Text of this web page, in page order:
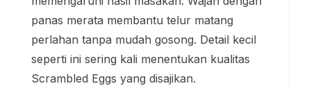
panas merata membantu telur matang
perlahan tanpa mudah gosong. Detail kecil
seperti ini sering kali menentukan kualitas
Scrambled Eggs yang disajikan.